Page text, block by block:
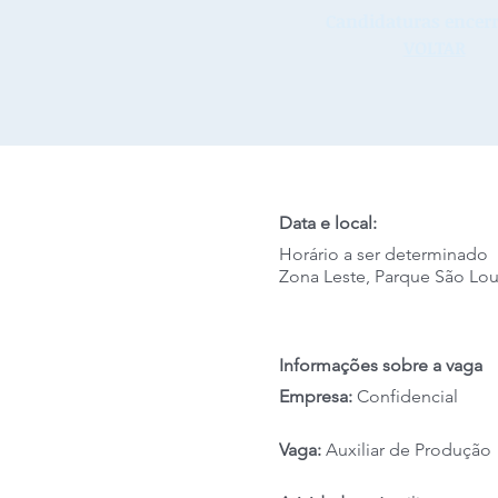
Data e local:
Horário a ser determinado
Zona Leste, Parque São
Informações sobre a vaga
Empresa: Confidencial
Vaga: Auxiliar de Produção